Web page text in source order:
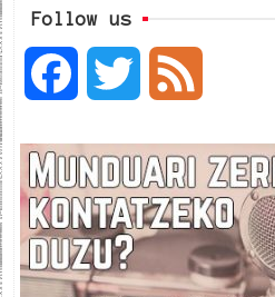
Follow us
c
e
b
i
t
t
e
d